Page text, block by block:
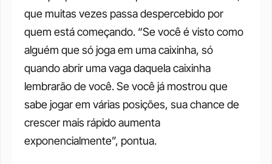
que muitas vezes passa despercebido por
quem está começando. “Se você é visto como
alguém que só joga em uma caixinha, só
quando abrir uma vaga daquela caixinha
lembrarão de você. Se você já mostrou que
sabe jogar em várias posições, sua chance de
crescer mais rápido aumenta
exponencialmente”, pontua.